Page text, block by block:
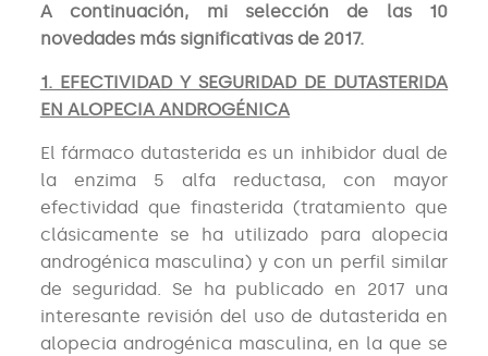
A continuación, mi selección de las 10
novedades más significativas de 2017.
1. EFECTIVIDAD Y SEGURIDAD DE DUTASTERIDA
EN ALOPECIA ANDROGÉNICA
El fármaco dutasterida es un inhibidor dual de
la enzima 5 alfa reductasa, con mayor
efectividad que finasterida (tratamiento que
clásicamente se ha utilizado para alopecia
androgénica masculina) y con un perfil similar
de seguridad. Se ha publicado en 2017 una
interesante revisión del uso de dutasterida en
alopecia androgénica masculina, en la que se